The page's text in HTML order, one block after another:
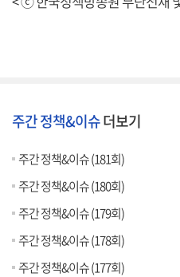
주간 정책&이슈더보기
주간 정책&이슈 (181회)
주간 정책&이슈 (180회)
주간 정책&이슈 (179회)
주간 정책&이슈 (178회)
주간 정책&이슈 (177회)